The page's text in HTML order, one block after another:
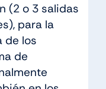
(2 o 3 salidas
para la
de los
de